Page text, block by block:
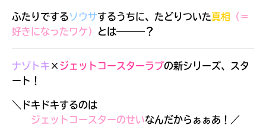
ふたりでするソウサするうちに、たどりついた真相
（＝
好きになったワケ）
とは———？
ナゾトキ × ジェットコースターラブの新シリーズ、スタ
ート！
＼ドキドキするのは
ジェットコースターのせいなんだからぁぁあ！／